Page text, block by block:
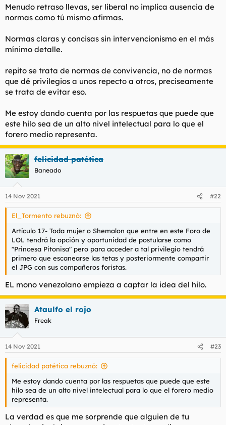
Menudo retraso llevas, ser liberal no implica ausencia de
normas como tú mismo afirmas.
Normas claras y concisas sin intervencionismo en el más
mínimo detalle.
repito se trata de normas de convivencia, no de normas
que dé privilegios a unos repecto a otros, preciseamente
se trata de evitar eso.
Me estoy dando cuenta por las respuetas que puede que
este hilo sea de un alto nivel intelectual para lo que el
forero medio representa.
felicidad patética
Baneado
14 Nov 2021 #22
El_Tormento rebuznó:
Artículo 17- Toda mujer o Shemalon que entre en este Foro de
LOL tendrá la opción y oportunidad de postularse como
"Princesa Pitonisa" pero para acceder a tal privilegio tendrá
primero que escanearse las tetas y posteriormente compartir
el JPG con sus compañeros foristas.
EL mono venezolano empieza a captar la idea del hilo.
Ataulfo el rojo
Freak
14 Nov 2021 #23
felicidad patética rebuznó:
Me estoy dando cuenta por las respuetas que puede que este
hilo sea de un alto nivel intelectual para lo que el forero medio
representa.
La verdad es que me sorprende que alguien de tu